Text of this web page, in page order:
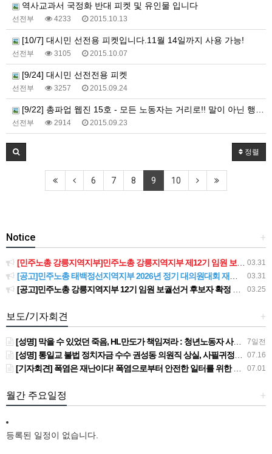
역사교과서 국정화 반대 피켓 및 유인물 입니다
선전부 4233 2015.10.13
[10/7] 대시민 선전용 피켓입니다.11월 14일까지 사용 가능!
선전부 3105 2015.10.07
[9/24] 대시민 선전전용 피켓
선전부 3257 2015.09.24
[9/22] 총파업 웹진 15호 - 모든 노동자는 거리로!! 말이 아닌 행동으로!!
선전부 2914 2015.09.23
정렬
6 7 8 9 10
+
Notice
03.31
[민주노총 강릉지역지부]민주노총 강릉지역지부 제12기 임원 보궐선거결과 공고
03.31
[공고]민주노총 태백정선지역지부 2026년 정기 대의원대회 재소집 건
03.25
[공고]민주노총 강릉지역지부 12기 임원 보궐선거 후보자 확정 공고
+
보도/기자회견
7일전
[성명] 막을 수 있었던 죽음, HL만도가 책임져라 : 청년노동자 사망사고의 철저한 진상규명과 재발방지 대책 마련하라
07.16
[성명] 통일교 불법 정치자금 수수 권성동 의원직 상실, 사필귀정이다
07.01
[기자회견] 폭염은 재난이다! 폭염으로부터 안전한 일터를 위한 민주노총 강원지역본부 폭염감시단 선포 기자회견
+
월간 주요일정
등록된 일정이 없습니다.